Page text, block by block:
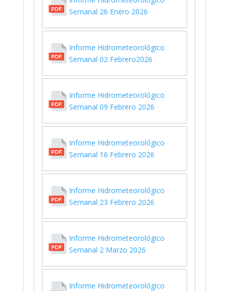
Semanal 26 Enero 2026
Informe Hidrometeorológico
Semanal 02 Febrero2026
Informe Hidrometeorológico
Semanal 09 Febrero 2026
Informe Hidrometeorológico
Semanal 16 Febrero 2026
Informe Hidrometeorológico
Semanal 23 Febrero 2026
Informe Hidrometeorológico
Semanal 2 Marzo 2026
Informe Hidrometeorológico